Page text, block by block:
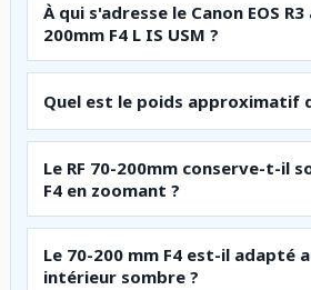
À qui s'adresse le Canon EOS R3
200mm F4 L IS USM ?
Quel est le poids approximatif
Le RF 70-200mm conserve-t-il
F4 en zoomant ?
Le 70-200 mm F4 est-il adapté
intérieur sombre ?